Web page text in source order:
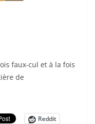
faux-cul et à la fois
de
Reddit